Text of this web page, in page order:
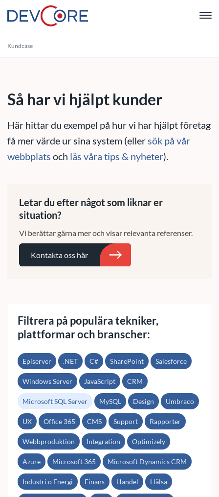
"Kundcase
Så har vi hjälpt kunder
Här hittar du exempel på hur vi har hjälpt företag
få mer värde ur sina system (ellersök på vår
webbplats och läs våra tips & nyheter).
Letar du efter något som liknar er
situation?
Vi berättar gärna mer och visar relevanta referenser.
Kontakta oss här
Filtrera på populära tekniker,
plattformar och branscher:
Episerver .NET C# SharePoint Salesforce
Windows Server JavaScript CRM
Microsoft SQL Server MySQL Design Umbraco
UX Office 365 CMS Support Rapporter
Webbproduktion Integration Optimizely
Azure Microsoft 365 Microsoft Dynamics CRM
Industri o Energi Finans Handel Hälsa